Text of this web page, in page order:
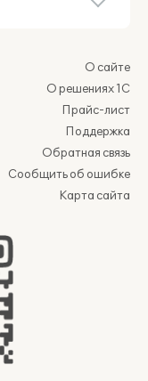
О сайте
О решениях 1С
Прайс-лист
Поддержка
Обратная связь
Сообщить об ошибке
Карта сайта